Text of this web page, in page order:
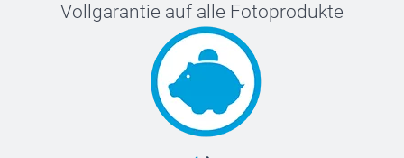
Vollgarantie auf alle Fotoprodukte